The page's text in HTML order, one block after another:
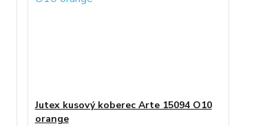
Jutex kusový koberec Arte 15094 O10
orange